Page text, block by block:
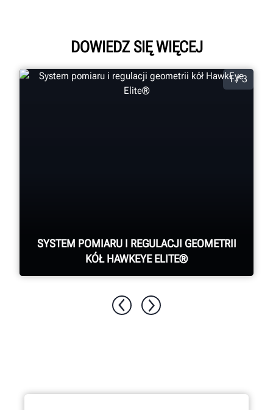
DOWIEDZ SIĘ WIĘCEJ
1 / 3
SYSTEM POMIARU I REGULACJI GEOMETRII
KÓŁ HAWKEYE ELITE®
marki Hunter.